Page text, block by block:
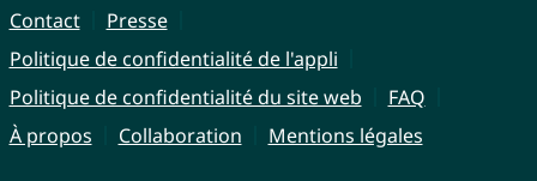
Contact
Presse
Politique de confidentialité de l'appli
Politique de confidentialité du site web
FAQ
À propos
Collaboration Mentions légales